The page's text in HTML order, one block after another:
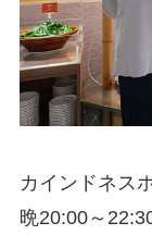
カインドネス
晩20:00～